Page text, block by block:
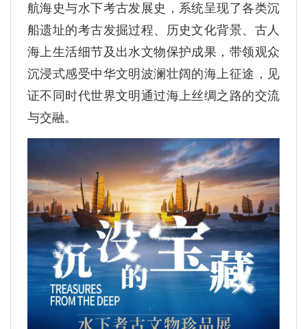
航海史与水下考古发展史，系统呈现了各类沉
船遗址的考古发掘过程、历史文化背景、古人
海上生活细节及出水文物保护成果，带领观众
沉浸式感受中华文明波澜壮阔的海上征途，见
证不同时代世界文明通过海上丝绸之路的交流
与交融。